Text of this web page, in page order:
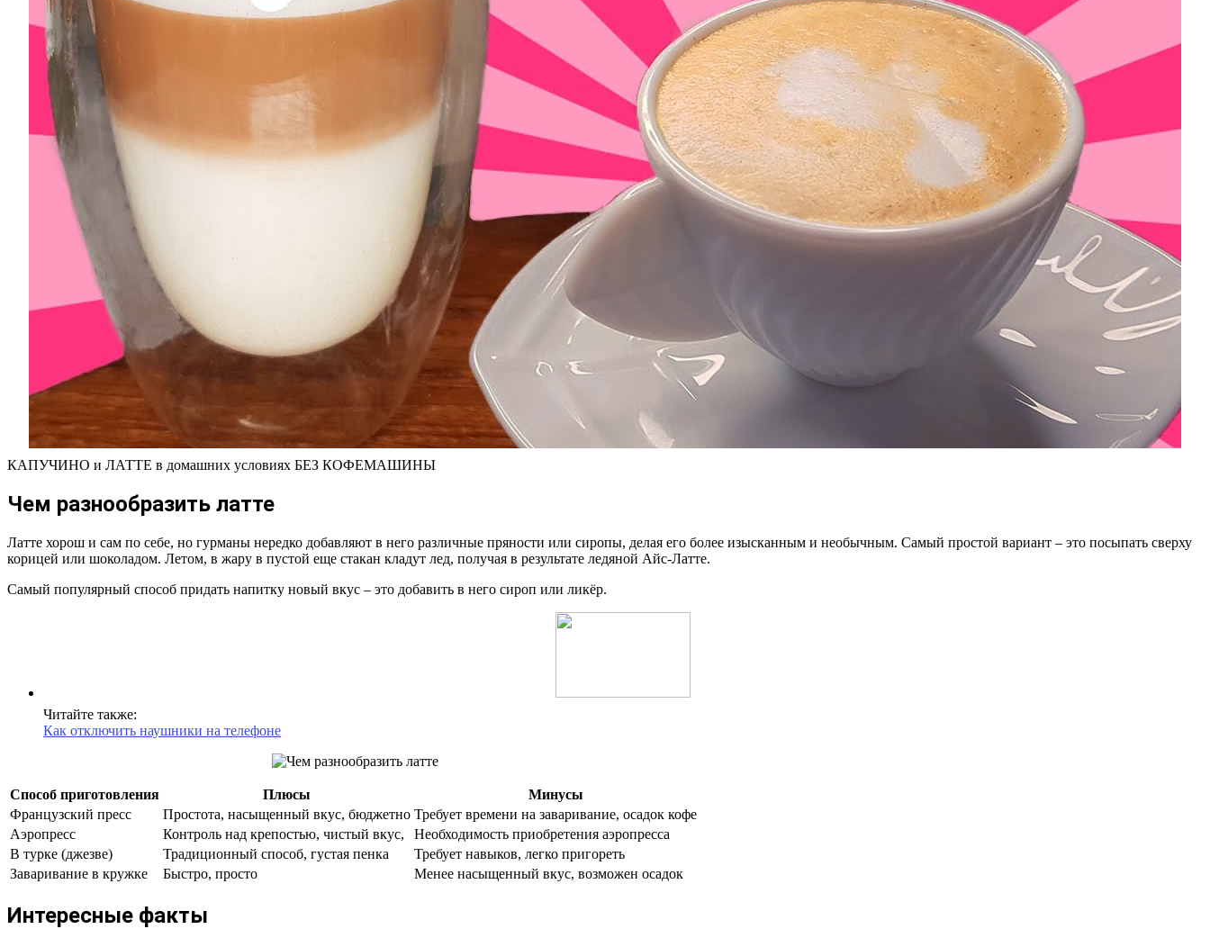
КАПУЧИНО и ЛАТТЕ в домашних условиях БЕЗ КОФЕМАШИНЫ
Чем разнообразить латте
Латте хорош и сам по себе, но гурманы нередко добавляют в него различные пряности или сиропы, делая его более изысканным и необычным. Самый простой вариант – это посыпать сверху
корицей или шоколадом. Летом, в жару в пустой еще стакан кладут лед, получая в результате ледяной Айс-Латте.
Самый популярный способ придать напитку новый вкус – это добавить в него сироп или ликёр.
Читайте также:
Как отключить наушники на телефоне
Способ приготовления Плюсы
Минусы
Французский пресс
Простота, насыщенный вкус, бюджетно Требует времени на заваривание, осадок кофе
Аэропресс
Контроль над крепостью, чистый вкус,
Необходимость приобретения аэропресса
В турке (джезве)
Традиционный способ, густая пенка
Требует навыков, легко пригореть
Заваривание в кружке
Быстро, просто Менее насыщенный вкус, возможен осадок
Интересные факты